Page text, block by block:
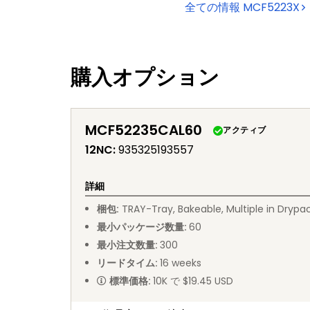
全ての情報 MCF5223X
購入オプション
MCF52235CAL60 アクティブ
12NC:935325193557
詳細
梱包: TRAY-Tray, Bakeable, Multiple in
最小パッケージ数量: 60
最小注文数量: 300
リードタイム: 16 weeks
標準価格: 10K で $19.45 USD